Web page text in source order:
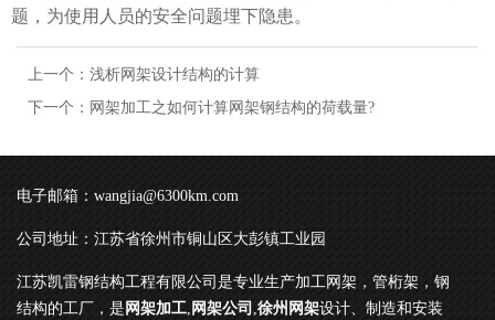
题，为使用人员的安全问题埋下隐患。
上一个： 浅析网架设计结构的计算
下一个： 网架加工之如何计算网架钢结构的荷载量?
电子邮箱：wangjia@6300km.com
公司地址：江苏省徐州市铜山区大彭镇工业园
江苏凯雷钢结构工程有限公司是专业生产加工网架，管桁架，钢
结构的工厂，是 网架加工 网架公司 徐州网架设计、制造和安装